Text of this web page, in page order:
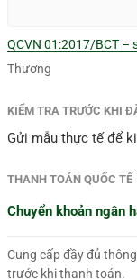
QCVN 01:2017/BCT –
Thương
KIỂM TRA TRƯỚC KHI
Gửi mẫu thực tế để
THANH TOÁN QUỐC TẾ
Chuyển khoản ngân
Cung cấp đầy đủ
trước khi thanh toán.